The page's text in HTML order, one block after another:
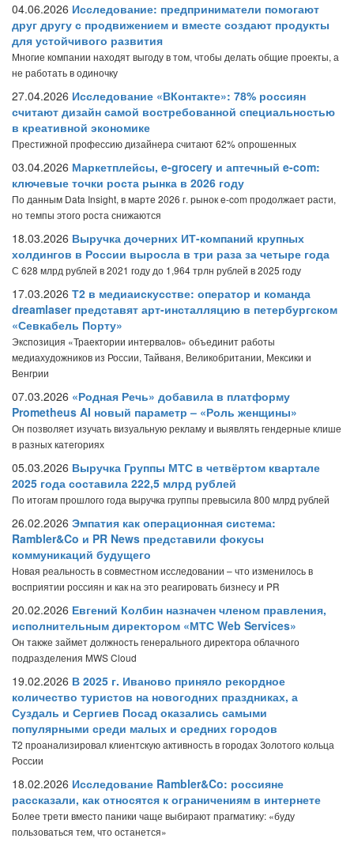
04.06.2026 Исследование: предприниматели помогают
друг другу с продвижением и вместе создают продукты
для устойчивого развития
Многие компании находят выгоду в том, чтобы делать общие проекты, а
не работать в одиночку
27.04.2026 Исследование «ВКонтакте»: 78% россиян
считают дизайн самой востребованной специальностью
в креативной экономике
Престижной профессию дизайнера считают 62% опрошенных
03.04.2026 Маркетплейсы, e-grocery и аптечный e-com:
ключевые точки роста рынка в 2026 году
По данным Data Insight, в марте 2026 г. рынок e-com продолжает расти,
но темпы этого роста снижаются
18.03.2026 Выручка дочерних ИТ-компаний крупных
холдингов в России выросла в три раза за четыре года
С 628 млрд рублей в 2021 году до 1,964 трлн рублей в 2025 году
17.03.2026 Т2 в медиаискусстве: оператор и команда
dreamlaser представят арт-инсталляцию в петербургском
«Севкабель Порту»
Экспозиция «Траектории интервалов» объединит работы
медиахудожников из России, Тайваня, Великобритании, Мексики и
Венгрии
07.03.2026 «Родная Речь» добавила в платформу
Prometheus AI новый параметр – «Роль женщины»
Он позволяет изучать визуальную рекламу и выявлять гендерные клише
в разных категориях
05.03.2026 Выручка Группы МТС в четвёртом квартале
2025 года составила 222,5 млрд рублей
По итогам прошлого года выручка группы превысила 800 млрд рублей
26.02.2026 Эмпатия как операционная система:
Rambler&Co и PR News представили фокусы
коммуникаций будущего
Новая реальность в совместном исследовании – что изменилось в
восприятии россиян и как на это реагировать бизнесу и PR
20.02.2026 Евгений Колбин назначен членом правления,
исполнительным директором «МТС Web Services»
Он также займет должность генерального директора облачного
подразделения MWS Cloud
19.02.2026 В 2025 г. Иваново приняло рекордное
количество туристов на новогодних праздниках, а
Суздаль и Сергиев Посад оказались самыми
популярными среди малых и средних городов
T2 проанализировал клиентскую активность в городах Золотого кольца
России
18.02.2026 Исследование Rambler&Co: россияне
рассказали, как относятся к ограничениям в интернете
Более трети вместо паники чаще выбирают прагматику: «буду
пользоваться тем, что останется»